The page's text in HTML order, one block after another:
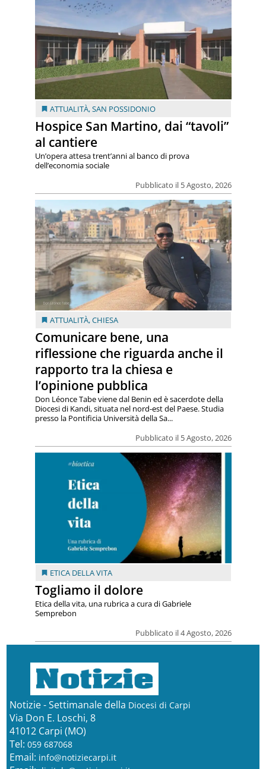
ATTUALITÀ,SAN POSSIDONIO
Hospice San Martino, dai “tavoli”
al cantiere
Pubblicato il 5 Agosto, 2026
Un’opera attesa trent’anni al banco di prova
dell’economia sociale
ATTUALITÀ,CHIESA
Comunicare bene, una
riflessione che riguarda anche il
rapporto tra la chiesa e
l’opinione pubblica
Pubblicato il 5 Agosto, 2026
Don Léonce Tabe viene dal Benin ed è sacerdote della
Diocesi di Kandi, situata nel nord-est del Paese. Studia
presso la Pontificia Università della Sa...
ETICA DELLA VITA
Togliamo il dolore
Pubblicato il 4 Agosto, 2026
Etica della vita, una rubrica a cura di Gabriele
Semprebon
Notizie - Settimanale della Diocesi di Carpi
Via Don E. Loschi, 8
41012 Carpi (MO)
Tel: 059 687068
Email: info@notiziecarpi.it